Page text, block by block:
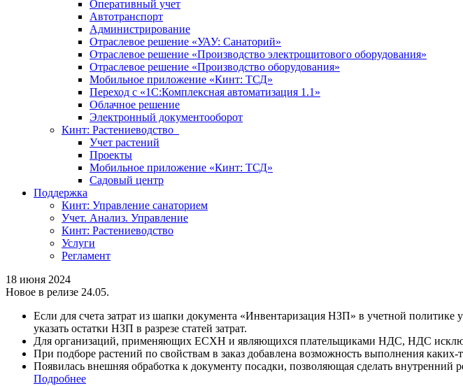
Оперативный учет
Автотранспорт
Администрирование
Отраслевое решение «УАУ: Санаторий»
Отраслевое решение «Производство электрощитового оборудования»
Отраслевое решение «Производство оборудования»
Мобильное приложение «Кинт: ТСД»
Переход с «1С:Комплексная автоматизация 1.1»
Облачное решение
Электронный документооборот
Кинт: Растениеводство
Учет растений
Проекты
Мобильное приложение «Кинт: ТСД»
Садовый центр
Поддержка
Кинт: Управление санаторием
Учет. Анализ. Управление
Кинт: Растениеводство
Услуги
Регламент
18 июня 2024
Новое в релизе 24.05.
Если для счета затрат из шапки документа «Инвентаризация НЗП» в учетной политике
указать остатки НЗП в разрезе статей затрат.
Для организаций, применяющих ЕСХН и являющихся плательщиками НДС, НДС
При подборе растений по свойствам в заказ добавлена возможность выполнения
Появилась внешняя обработка к документу посадки, позволяющая сделать
Подробнее